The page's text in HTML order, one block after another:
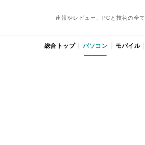
速報やレビュー、PCと技術の全て
総合トップ パソコン モバイル